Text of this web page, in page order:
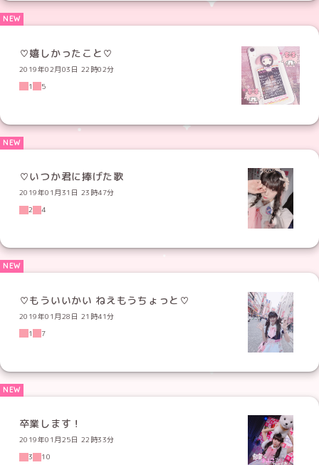
♡嬉しかったこと♡
2019年02月03日 22時02分
1
5
♡いつか君に捧げた歌
2019年01月31日 23時47分
2
4
♡もういいかい ねえもうちょっと♡
2019年01月28日 21時41分
1
7
卒業します！
2019年01月25日 22時33分
3
10